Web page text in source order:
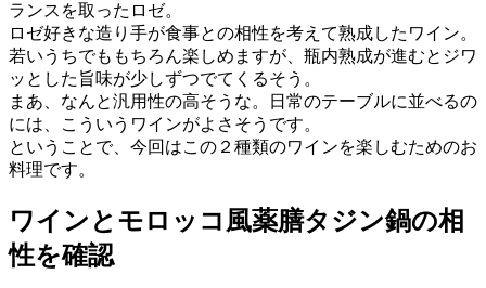
ランスを取ったロゼ。
ロゼ好きな造り手が食事との相性を考えて熟成したワイン。
若いうちでももちろん楽しめますが、瓶内熟成が進むとジワ
ッとした旨味が少しずつでてくるそう。
まあ、なんと汎用性の高そうな。日常のテーブルに並べるの
には、こういうワインがよさそうです。
ということで、今回はこの２種類のワインを楽しむためのお
料理です。
ワインとモロッコ風薬膳タジン鍋の相
性を確認